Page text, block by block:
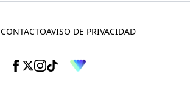
CONTACTOAVISO DE PRIVACIDAD